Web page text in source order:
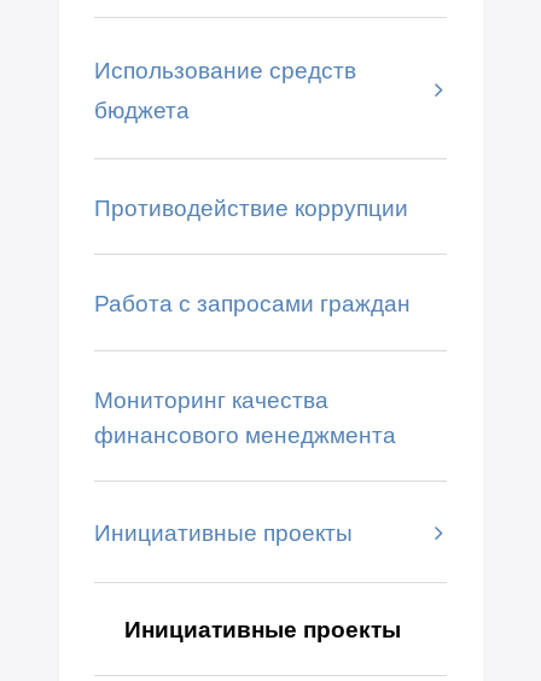
Использование средств
бюджета
Противодействие коррупции
Работа с запросами граждан
Мониторинг качества
финансового менеджмента
Инициативные проекты
Инициативные проекты